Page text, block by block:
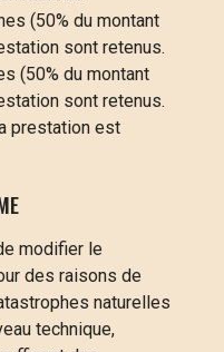
(50% du montant
sont retenus.
(50% du montant
sont retenus.
prestation est
modifier le
des raisons de
naturelles
technique,